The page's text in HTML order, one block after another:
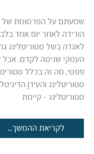
שמעתם על הפרסומת של
הורידה לאחר יום אחד
לאגדה בשל סטוריטלינג
העסקי שניסה לקדם.
פפסי, מה זה בכלל
סטוריטלינג והעידן
סטוריטלינג – קיימת
כך
תכבשו
לקריאת ההמשך...